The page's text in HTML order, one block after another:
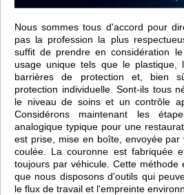
Nous sommes tous d'accord pour
pas la profession la plus
suffit de prendre en considération
usage unique tels que le
barrières de protection et, bien
protection individuelle. Sont-ils tous
le niveau de soins et un contrôle
Considérons maintenant les
analogique typique pour une
est prise, mise en boîte, envoyée
coulée. La couronne est fabriquée
toujours par véhicule. Cette méthode
que nous disposons d'outils qui
le flux de travail et l'empreinte